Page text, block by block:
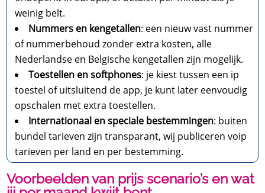
weinig belt.
Nummers en kengetallen: een nieuw vast nummer
of nummerbehoud zonder extra kosten, alle
Nederlandse en Belgische kengetallen zijn mogelijk.
Toestellen en softphones: je kiest tussen een ip
toestel of uitsluitend de app, je kunt later eenvoudig
opschalen met extra toestellen.
Internationaal en speciale bestemmingen: buiten
bundel tarieven zijn transparant, wij publiceren voip
tarieven per land en per bestemming.
Voorbeelden van prijs scenario’s en wat